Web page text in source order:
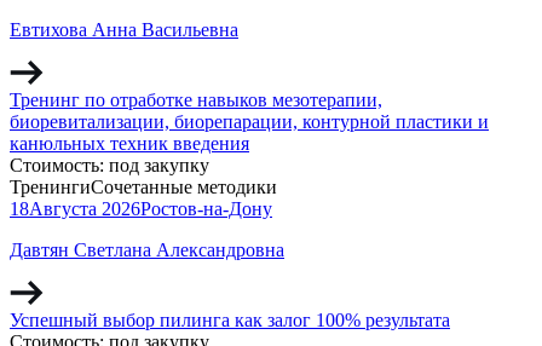
Евтихова Анна Васильевна
Тренинг по отработке навыков мезотерапии,
биоревитализации, биорепарации, контурной пластики и
канюльных техник введения
Стоимость: под закупку
ТренингиСочетанные методики
18Августа 2026Ростов-на-Дону
Давтян Светлана Александровна
Успешный выбор пилинга как залог 100% результата
Стоимость: под закупку